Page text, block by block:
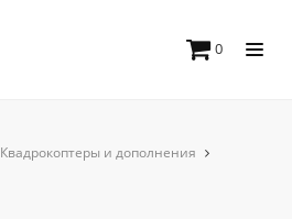
0
Квадрокоптеры и дополнения